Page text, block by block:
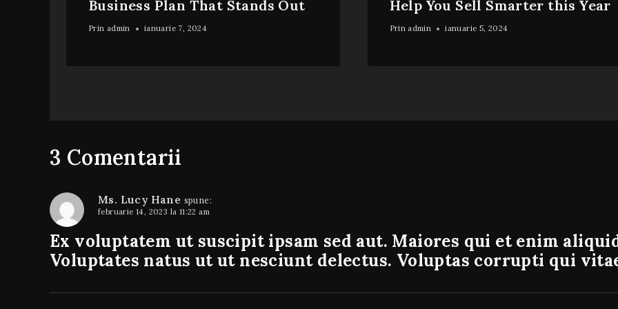
Business Plan That Stands Out
Prin admin ianuarie 7, 2024
Help You Sell Smarter this Year
Prin admin ianuarie 5, 2024
3 Comentarii
Ms. Lucy Hane spune:
februarie 14, 2023 la 11:22 am
Ex voluptatem ut suscipit ipsam sed aut. Maiores qui et enim
Voluptates natus ut ut nesciunt delectus. Voluptas corrupti qui